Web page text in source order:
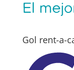
Gol rent-a-